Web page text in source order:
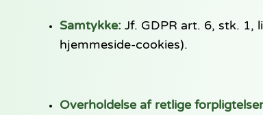
Samtykke: Jf. GDPR art. 6, stk.
hjemmeside-cookies).
Overholdelse af retlige